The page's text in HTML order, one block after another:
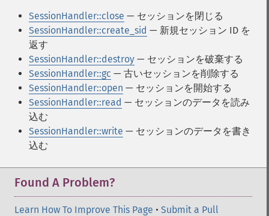
SessionHandler::close — セッションを閉じる
SessionHandler::create_sid — 新規セッション ID を
返す
SessionHandler::destroy — セッションを破棄する
SessionHandler::gc — 古いセッションを削除する
SessionHandler::open — セッションを開始する
SessionHandler::read — セッションのデータを読み
込む
SessionHandler::write — セッションのデータを書き
込む
Found A Problem?
Learn How To Improve This Page • Submit a Pull